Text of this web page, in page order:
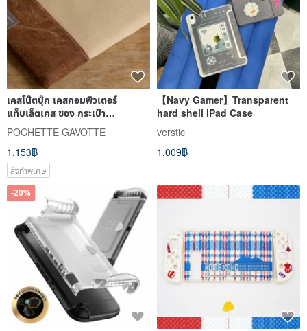
เคสโน๊ตบุ๊ค เคสคอมพิวเตอร์
แท็บเล็ตเคส ซอง กระเป๋า
คอมพิวเตอร์
POCHETTE GAVOTTE
1,153฿
สั่งทำพิเศษ
【Navy Gamer】Transparent
hard shell iPad Case
verstic
1,009฿
-20%